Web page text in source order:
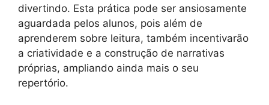
divertindo. Esta prática pode ser ansiosamente
aguardada pelos alunos, pois além de
aprenderem sobre leitura, também incentivarão
a criatividade e a construção de narrativas
próprias, ampliando ainda mais o seu
repertório.